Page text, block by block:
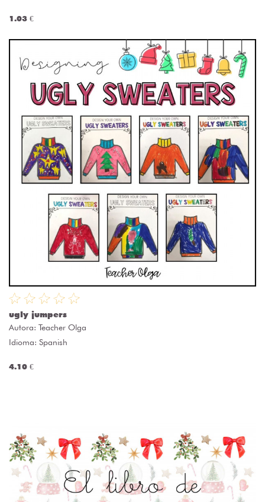
1.03 €
ugly jumpers
Autora: Teacher Olga
Idioma: Spanish
4.10 €